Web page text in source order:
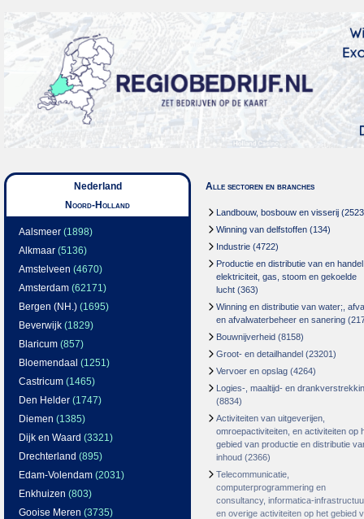
Nederland
Noord-Holland
Aalsmeer (1898)
Alkmaar (5136)
Amstelveen (4670)
Amsterdam (62171)
Bergen (NH.) (1695)
Beverwijk (1829)
Blaricum (857)
Bloemendaal (1251)
Castricum (1465)
Den Helder (1747)
Diemen (1385)
Dijk en Waard (3321)
Drechterland (895)
Edam-Volendam (2031)
Enkhuizen (803)
Gooise Meren (3735)
Alle sectoren en branches
Landbouw, bosbouw en visserij
Winning van delfstoffen (134)
Industrie (4722)
Productie en distributie van en
elektriciteit, gas, stoom en gekoelde
lucht (363)
Winning en distributie van water;,
en afvalwaterbeheer en sanering
Bouwnijverheid (8158)
Groot- en detailhandel (23201)
Vervoer en opslag (4264)
Logies-, maaltijd- en
(8834)
Activiteiten van uitgeverijen,
omroepactiviteiten, en activiteiten op
gebied van productie en distributie
inhoud (2366)
Telecommunicatie,
computerprogrammering en
consultancy, informatica-
en overige activiteiten op het gebied